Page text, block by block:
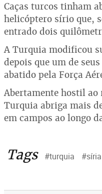
Caças turcos tinham
helicóptero sírio que,
entrado dois
A Turquia modificou
depois que um de
abatido pela Força
Abertamente hostil ao
Turquia abriga mais
em campos ao longo
Tags #turquia #síria